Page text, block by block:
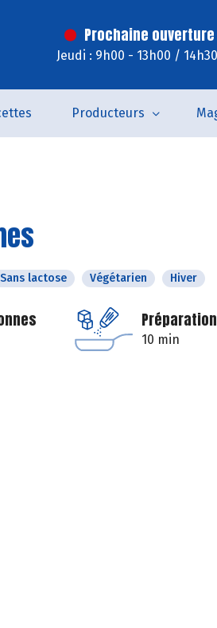
Prochaine
Jeudi : 9h00 - 13h00 /
Producteurs
Sans lactose Végétarien Hiver
Préparation
10 min